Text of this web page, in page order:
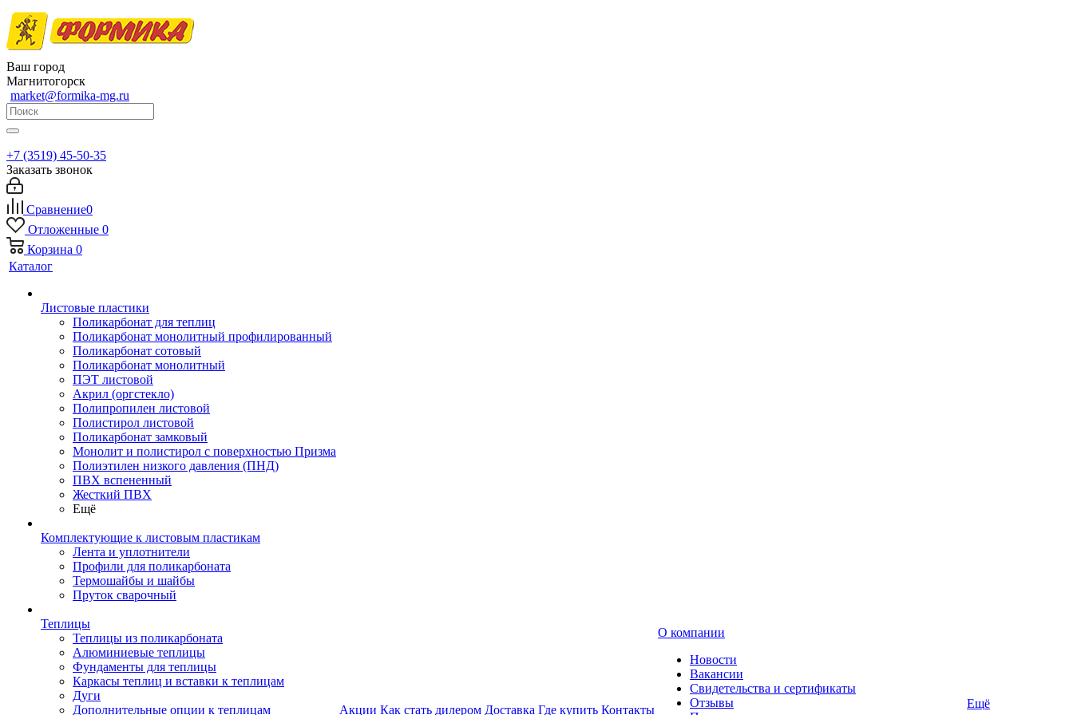
Ваш город
Магнитогорск
market@formika-mg.ru
+7 (3519) 45-50-35
Заказать звонок
Сравнение0
Отложенные 0
Корзина 0
Каталог
Листовые пластики
Поликарбонат для теплиц
Поликарбонат монолитный профилированный
Поликарбонат сотовый
Поликарбонат монолитный
ПЭТ листовой
Акрил (оргстекло)
Полипропилен листовой
Полистирол листовой
Поликарбонат замковый
Монолит и полистирол с поверхностью Призма
Полиэтилен низкого давления (ПНД)
ПВХ вспененный
Жесткий ПВХ
Ещё
Комплектующие к листовым пластикам
Лента и уплотнители
Профили для поликарбоната
Термошайбы и шайбы
Пруток сварочный
Теплицы
Теплицы из поликарбоната
Алюминиевые теплицы
Фундаменты для теплицы
Каркасы теплиц и вставки к теплицам
Дуги
Дополнительные опции к теплицам
Акции Как стать дилером Доставка Где купить Контакты
О компании
Новости
Вакансии
Свидетельства и сертификаты
Отзывы
Ещё